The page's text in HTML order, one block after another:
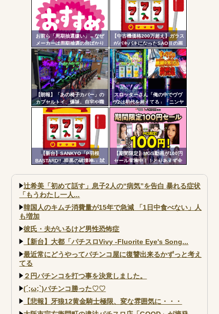
円切り&出率98%台後半で相当甘
い数値」
お前ら「周期抽選嫌い」←なぜ
メーカーは周期抽選の台ばかり
出すんだ？
【中古機価格200万超え】ガラス
がバキバキになったSAOⅡの画
像が話題に…
【朗報】「あの椅子カバー」の
カプセルトイ、爆誕。自宅や職
場をパチンコ屋にしちゃおうｗ
ｗｗ
スロッターさん「俺の中でヴヴ
ヴ2は初代を超えてる」「ニンヤ
メで状況が一変するのも良いス
パイスになってる」
【新台】SANKYO「P羽根
BASTARD!! -暗黒の破壊神-」試
チーズっぽい役物で間違いなく
面白いし、月2万円...
【期間限定】MGS動画が100円
セール実施中！！とりあえず全
辻希美「初めて話す」息子2人の“病気”を告白 暴れる症状
「もうわたし一人...
韓国人のキムチ消費量が15年で急減 「1日中食べない」人
も増加
彼氏・夫がいるけど男性恐怖症
【新台】大都「パチスロVivy -Fluorite Eye's Song...
最近常にどうやってパチンコ屋に復讐出来るかずっと考え
てる
２円パチンコを打つ事を決意しました。
(´;ω;`)パチンコ勝った♡♡
【悲報】牙狼12黄金騎士極限、変な雰囲気に・・・